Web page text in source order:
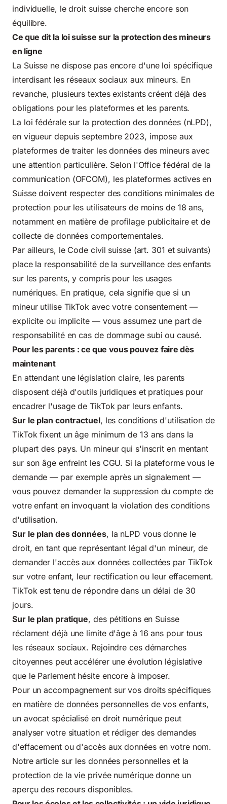
individuelle, le droit suisse cherche encore son
équilibre.
Ce que dit la loi suisse sur la protection des mineurs
en ligne
La Suisse ne dispose pas encore d'une loi spécifique
interdisant les réseaux sociaux aux mineurs. En
revanche, plusieurs textes existants créent déjà des
obligations pour les plateformes et les parents.
La loi fédérale sur la protection des données(nLPD),
en vigueur depuis septembre 2023, impose aux
plateformes de traiter les données des mineurs avec
une attention particulière. Selon l'Office fédéral de la
communication (OFCOM), les plateformes actives en
Suisse doivent respecter des conditions minimales de
protection pour les utilisateurs de moins de 18 ans,
notamment en matière de profilage publicitaire et de
collecte de données comportementales.
Par ailleurs, le Code civil suisse (art. 301 et suivants)
place la responsabilité de la surveillance des enfants
sur les parents, y compris pour les usages
numériques. En pratique, cela signifie que si un
mineur utilise TikTok avec votre consentement —
explicite ou implicite — vous assumez une part de
responsabilité en cas de dommage subi ou causé.
Pour les parents : ce que vous pouvez faire dès
maintenant
En attendant une législation claire, les parents
disposent déjà d'outils juridiques et pratiques pour
encadrer l'usage de TikTok par leurs enfants.
Sur le plan contractuel, les conditions d'utilisation de
TikTok fixent un âge minimum de 13 ans dans la
plupart des pays. Un mineur qui s'inscrit en mentant
sur son âge enfreint les CGU. Si la plateforme vous le
demande — par exemple après un signalement —
vous pouvez demander la suppression du compte de
votre enfant en invoquant la violation des conditions
d'utilisation.
Sur le plan des données, la nLPD vous donne le
droit, en tant que représentant légal d'un mineur, de
demander l'accès aux données collectées par TikTok
sur votre enfant, leur rectification ou leur effacement.
TikTok est tenu de répondre dans un délai de 30
jours.
Sur le plan pratique, des pétitions en Suisse
réclament déjà une limite d'âge à 16 ans pour tous
les réseaux sociaux. Rejoindre ces démarches
citoyennes peut accélérer une évolution législative
que le Parlement hésite encore à imposer.
Pour un accompagnement sur vos droits spécifiques
en matière de données personnelles de vos enfants,
un avocat spécialisé en droit numérique peut
analyser votre situation et rédiger des demandes
d'effacement ou d'accès aux données en votre nom.
Notre article sur les données personnelles et la
protection de la vie privée numériquedonne un
aperçu des recours disponibles.